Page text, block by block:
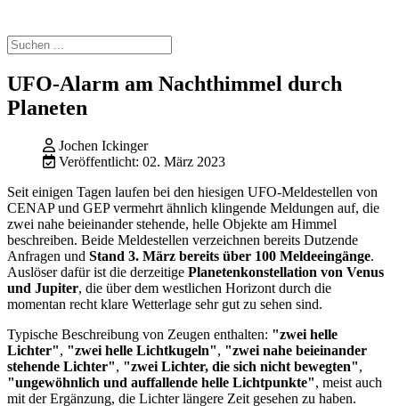
UFO-Alarm am Nachthimmel durch
Planeten
Jochen Ickinger
Veröffentlicht: 02. März 2023
Seit einigen Tagen laufen bei den hiesigen UFO-Meldestellen von
CENAP und GEP vermehrt ähnlich klingende Meldungen auf, die
zwei nahe beieinander stehende, helle Objekte am Himmel
beschreiben. Beide Meldestellen verzeichnen bereits Dutzende
Anfragen und Stand 3. März bereits über 100 Meldeeingänge.
Auslöser dafür ist die derzeitige Planetenkonstellation von Venus
und Jupiter, die über dem westlichen Horizont durch die
momentan recht klare Wetterlage sehr gut zu sehen sind.
Typische Beschreibung von Zeugen enthalten: "zwei helle
Lichter", "zwei helle Lichtkugeln", "zwei nahe beieinander
stehende Lichter", "zwei Lichter, die sich nicht bewegten",
"ungewöhnlich und auffallende helle Lichtpunkte", meist auch
mit der Ergänzung, die Lichter längere Zeit gesehen zu haben.